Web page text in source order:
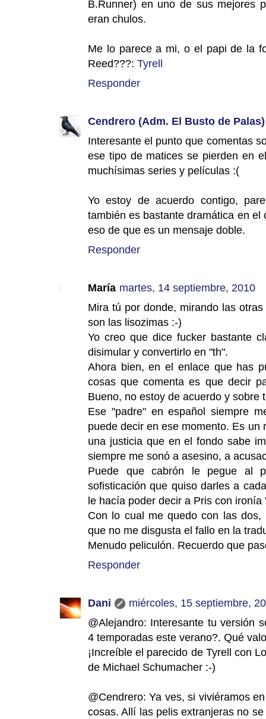
B.Runner) en uno de sus mejores
eran chulos.
Me lo parece a mi, o el papi de la
Reed???: Tyrell
Responder
Cendrero (Adm. El Busto de Palas)
Interesante el punto que comentas
ese tipo de matices se pierden en
muchísimas series y películas :(
Yo estoy de acuerdo contigo,
también es bastante dramática en
eso de que es un mensaje doble.
Responder
María martes, 14 septiembre, 2010
Mira tú por donde, mirando las
son las lisozimas :-)
Yo creo que dice fucker bastante
disimular y convertirlo en "th".
Ahora bien, en el enlace que has
cosas que comenta es que decir
Bueno, no estoy de acuerdo y sobre
Ese "padre" en español siempre
puede decir en ese momento. Es
una justicia que en el fondo sabe
siempre me sonó a asesino, a
Puede que cabrón le pegue al
sofisticación que quiso darles a
le hacía poder decir a Pris con ironía
Con lo cual me quedo con las
que no me disgusta el fallo en la
Menudo peliculón. Recuerdo que
Responder
Dani
miércoles, 15 septiembre,
@Alejandro: Interesante tu versión
4 temporadas este verano?. Qué
¡Increíble el parecido de Tyrell con
de Michael Schumacher :-)
@Cendrero: Ya ves, si viviéramos
cosas. Allí las pelis extranjeras no